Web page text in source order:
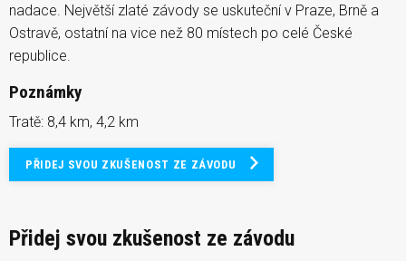
nadace. Největší zlaté závody se uskuteční v Praze, Brně a
Ostravě, ostatní na vice než 80 místech po celé České
republice.
Poznámky
Tratě: 8,4 km, 4,2 km
PŘIDEJ SVOU ZKUŠENOST ZE ZÁVODU
Přidej svou zkušenost ze závodu